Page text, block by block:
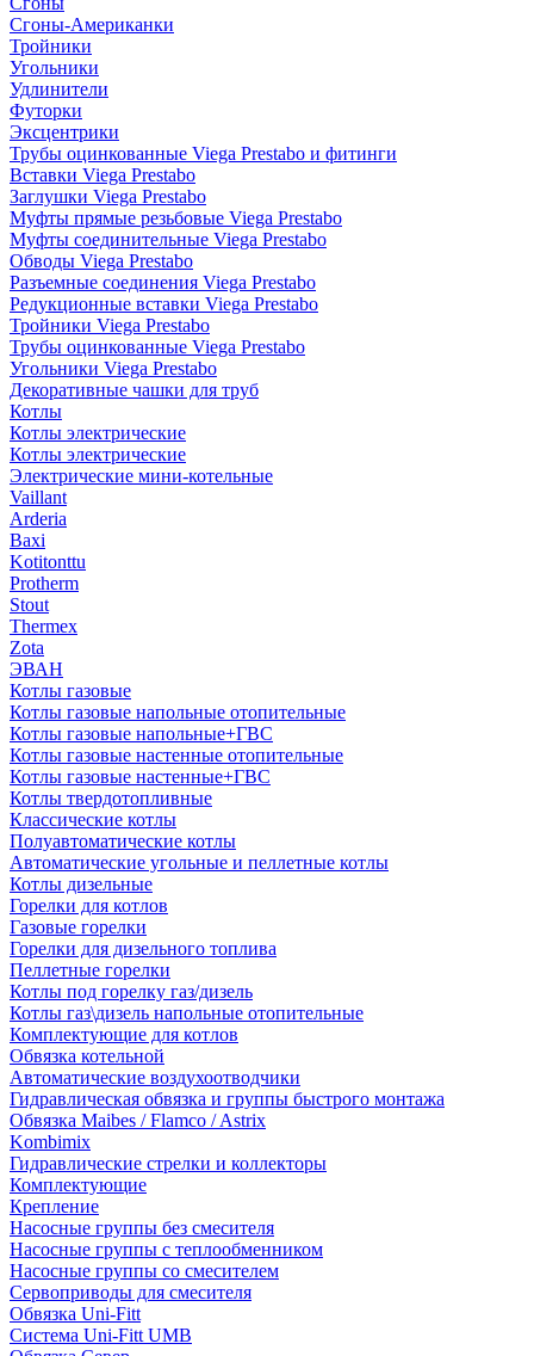
Сгоны-Американки
Тройники
Угольники
Удлинители
Футорки
Эксцентрики
Трубы оцинкованные Viega Prestabo и фитинги
Вставки Viega Prestabo
Заглушки Viega Prestabo
Муфты прямые резьбовые Viega Prestabo
Муфты соединительные Viega Prestabo
Обводы Viega Prestabo
Разъемные соединения Viega Prestabo
Редукционные вставки Viega Prestabo
Тройники Viega Prestabo
Трубы оцинкованные Viega Prestabo
Угольники Viega Prestabo
Декоративные чашки для труб
Котлы
Котлы электрические
Котлы электрические
Электрические мини-котельные
Vaillant
Arderia
Baxi
Kotitonttu
Protherm
Stout
Thermex
Zota
ЭВАН
Котлы газовые
Котлы газовые напольные отопительные
Котлы газовые напольные+ГВС
Котлы газовые настенные отопительные
Котлы газовые настенные+ГВС
Котлы твердотопливные
Классические котлы
Полуавтоматические котлы
Автоматические угольные и пеллетные котлы
Котлы дизельные
Горелки для котлов
Газовые горелки
Горелки для дизельного топлива
Пеллетные горелки
Котлы под горелку газ/дизель
Котлы газ\дизель напольные отопительные
Комплектующие для котлов
Обвязка котельной
Автоматические воздухоотводчики
Гидравлическая обвязка и группы быстрого монтажа
Обвязка Maibes / Flamco / Astrix
Kombimix
Гидравлические стрелки и коллекторы
Комплектующие
Крепление
Насосные группы без смесителя
Насосные группы с теплообменником
Насосные группы со смесителем
Сервоприводы для смесителя
Обвязка Uni-Fitt
Система Uni-Fitt UMB